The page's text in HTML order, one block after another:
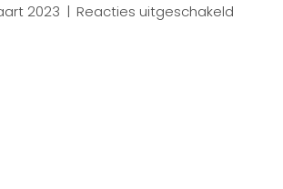
2023 | Reacties uitgeschakeld